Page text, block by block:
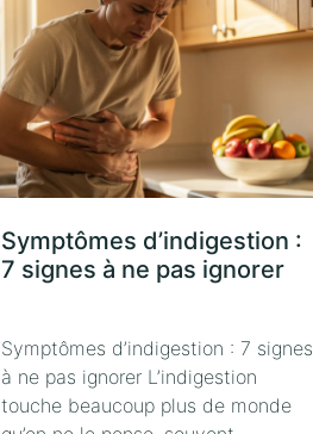
Symptômes d’indigestion :
7 signes à ne pas ignorer
Symptômes d’indigestion : 7 signes
à ne pas ignorer L’indigestion
touche beaucoup plus de monde